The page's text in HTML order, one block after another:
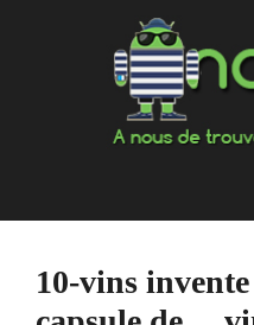
10-vins